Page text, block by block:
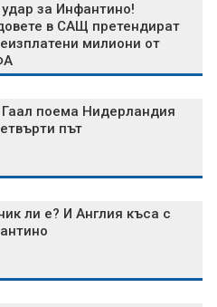
за Инфантино!
в САЩ претендират
милиони от
поема Нидерландия
път
ли е? И Англия къса с